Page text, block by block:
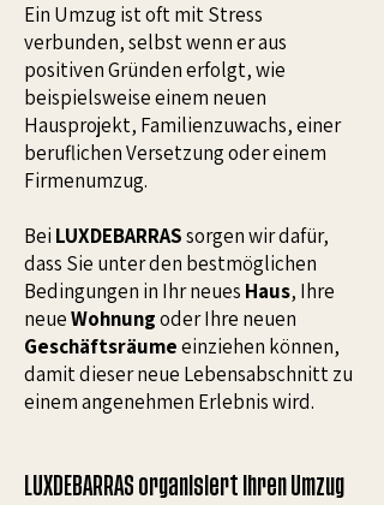
Ein Umzug ist oft mit Stress
verbunden, selbst wenn er aus
positiven Gründen erfolgt, wie
beispielsweise einem neuen
Hausprojekt, Familienzuwachs, einer
beruflichen Versetzung oder einem
Firmenumzug.
Bei LUXDEBARRASsorgen wir dafür,
dass Sie unter den bestmöglichen
Bedingungen in Ihr neues Haus, Ihre
neueWohnungoder Ihre neuen
Geschäftsräumeeinziehen können,
damit dieser neue Lebensabschnitt zu
einem angenehmen Erlebnis wird.
LUXDEBARRAS organisiert Ihren Umzug